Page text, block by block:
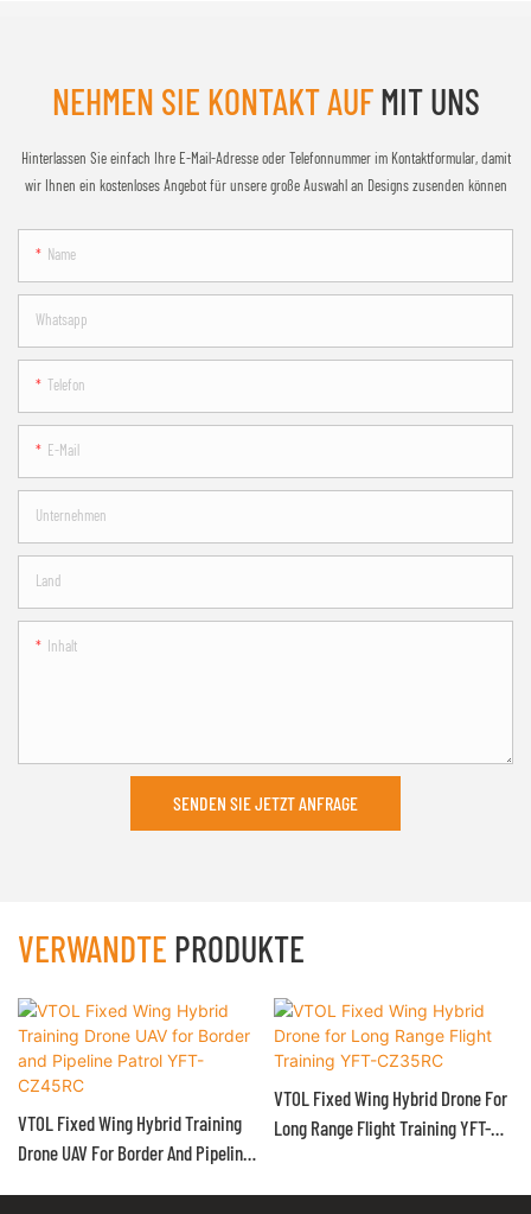
NEHMEN SIE KONTAKT AUFMIT UNS
Hinterlassen Sie einfach Ihre E-Mail-Adresse oder Telefonnummer im Kontaktformular, damit
wir Ihnen ein kostenloses Angebot für unsere große Auswahl an Designs zusenden können
Name
Whatsapp
Telefon
E-Mail
Unternehmen
Land
Inhalt
SENDEN SIE JETZT ANFRAGE
VERWANDTE PRODUKTE
VTOL Fixed Wing Hybrid Training
Drone UAV For Border And Pipeline
VTOL Fixed Wing Hybrid Drone For
Long Range Flight Training YFT-